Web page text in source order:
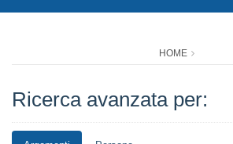
HOME
Ricerca avanzata per: